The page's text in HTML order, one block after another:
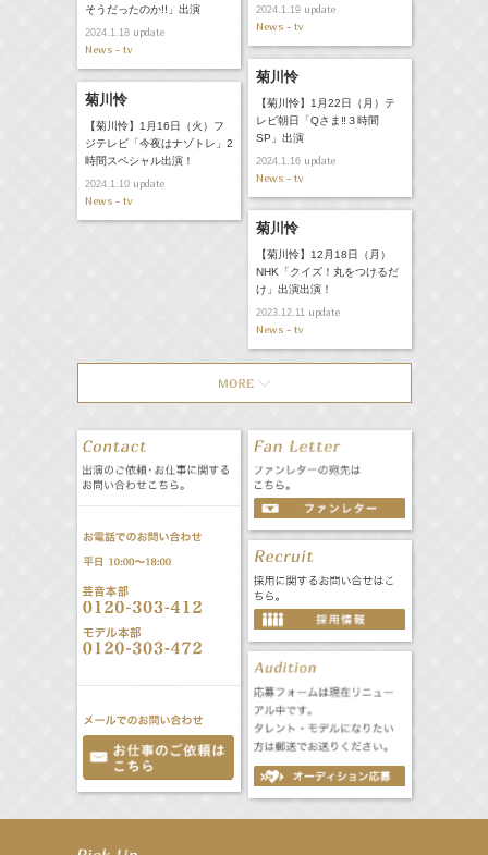
2024.1.19update
News - tv
そうだったのか!!」出演
2024.1.18update
News - tv
菊川怜
【菊川怜】1月22日（月）テ
レビ朝日「Qさま‼３時間
SP」出演
2024.1.16update
News - tv
菊川怜
【菊川怜】1月16日（火）フ
ジテレビ「今夜はナゾトレ」2
時間スペシャル出演！
2024.1.10update
News - tv
菊川怜
【菊川怜】12月18日（月）
NHK「クイズ！丸をつけるだ
け」出演出演！
2023.12.11update
News - tv